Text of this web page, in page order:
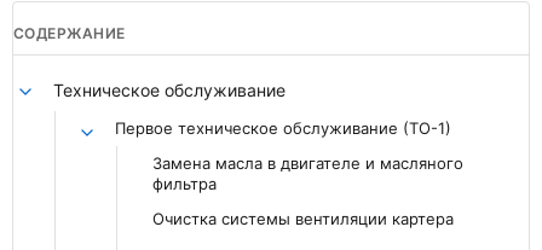
СОДЕРЖАНИЕ
Техническое обслуживание
Первое техническое обслуживание (ТО-1)
Замена масла в двигателе и масляного
фильтра
Очистка системы вентиляции картера